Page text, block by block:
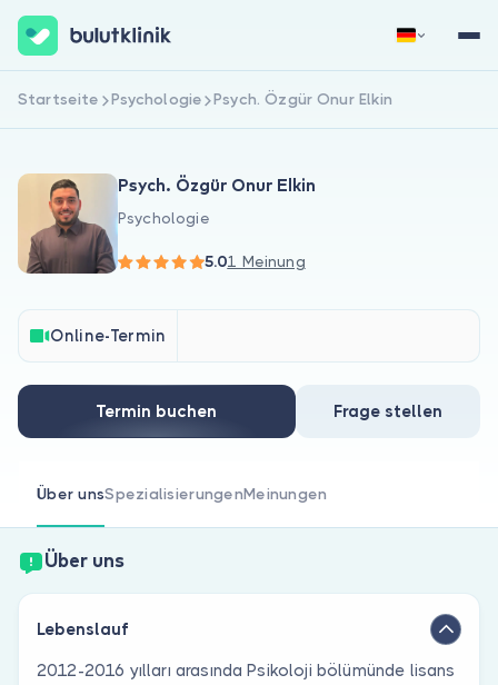
Für Patienten
Sind Sie Arzt?
Jetzt registrieren Anmelden
Startseite Psychologie Psych. Özgür Onur Elkin
Psych. Özgür Onur Elkin
Psychologie
5.01 Meinung
Online-Termin
Termin buchen Frage stellen
Über unsSpezialisierungenMeinungen
Über uns
Lebenslauf
2012-2016 yılları arasında Psikoloji bölümünde lisans